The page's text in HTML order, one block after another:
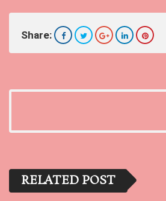
Share:
RELATED POST